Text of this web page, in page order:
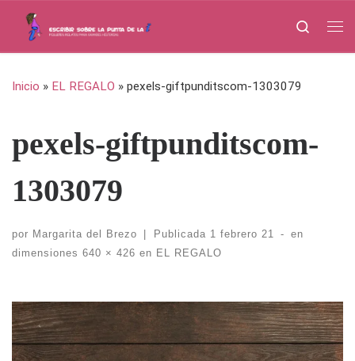
Saltar al contenido
Search
Inicio » EL REGALO » pexels-giftpunditscom-1303079
pexels-giftpunditscom-
1303079
por Margarita del Brezo Publicada 1 febrero 21 -
en
dimensiones 640 × 426 en EL REGALO
Navegación de imágenes